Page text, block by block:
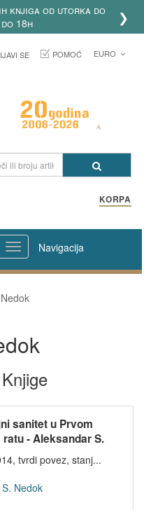
knjiga od utorka do
18h
❯
SE POMOĆ EURO
KORPA
Navigacija
sanitet u Prvom
- Aleksandar S.
tvrdi povez, stanj...
Nedok